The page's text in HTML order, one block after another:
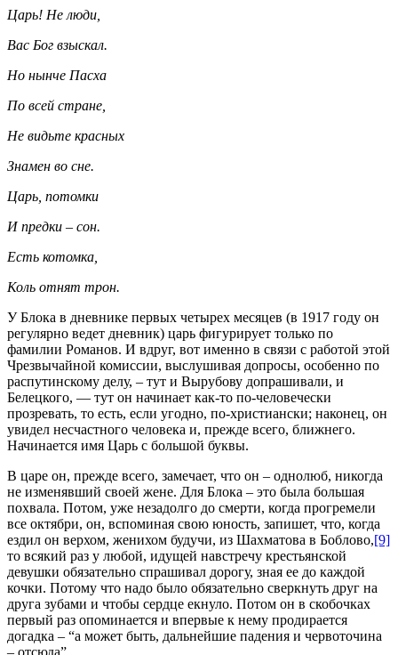
Царь! Не люди,
Вас Бог взыскал.
Но нынче Пасха
По всей стране,
Не видьте красных
Знамен во сне.
Царь, потомки
И предки – сон.
Есть котомка,
Коль отнят трон.
У Блока в дневнике первых четырех месяцев (в 1917 году он
регулярно ведет дневник) царь фигурирует только по
фамилии Романов. И вдруг, вот именно в связи с работой этой
Чрезвычайной комиссии, выслушивая допросы, особенно по
распутинскому делу, – тут и Вырубову допрашивали, и
Белецкого, — тут он начинает как‑то по‑человечески
прозревать, то есть, если угодно, по‑христиански; наконец, он
увидел несчастного человека и, прежде всего, ближнего.
Начинается имя Царь с большой буквы.
В царе он, прежде всего, замечает, что он – однолюб, никогда
не изменявший своей жене. Для Блока – это была большая
похвала. Потом, уже незадолго до смерти, когда прогремели
все октябри, он, вспоминая свою юность, запишет, что, когда
ездил он верхом, женихом будучи, из Шахматова в Боблово,[9]
то всякий раз у любой, идущей навстречу крестьянской
девушки обязательно спрашивал дорогу, зная ее до каждой
кочки. Потому что надо было обязательно сверкнуть друг на
друга зубами и чтобы сердце екнуло. Потом он в скобочках
первый раз опоминается и впервые к нему продирается
догадка – “а может быть, дальнейшие падения и червоточина
– отсюда”.